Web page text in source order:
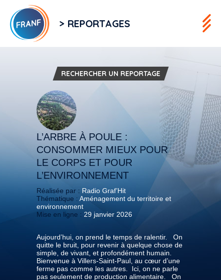
> REPORTAGES
RECHERCHER UN REPORTAGE
L’ARBRE À POULE :
CONSOMMER MIEUX POUR
LE CORPS ET POUR
L’ENVIRONNEMENT
Réalisée par : Radio Graf’Hit
Thématique : Aménagement du territoire et
environnement
Mise en ligne : 29 janvier 2026
Aujourd’hui, on prend le temps de ralentir. On
quitte le bruit, pour revenir à quelque chose de
simple, de vivant, et profondément humain.
Bienvenue à Villers-Saint-Paul, au cœur d’une
ferme pas comme les autres. Ici, on ne parle
pas seulement de production alimentaire. On